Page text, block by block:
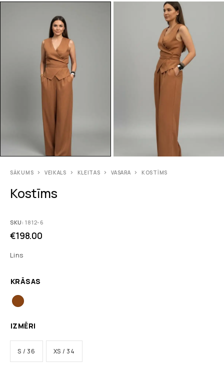
SĀKUMS VEIKALS KLEITAS VASARA KOSTĪMS
Kostīms
SKU:1812-6
€198.00
Lins
KRĀSAS
IZMĒRI
S / 36 XS / 34